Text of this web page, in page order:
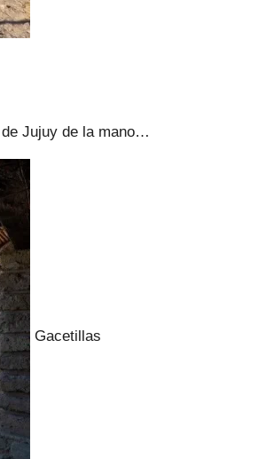
Jujuy de la mano…
Gacetillas